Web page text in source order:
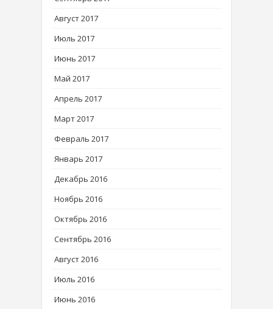
Август 2017
Июль 2017
Июнь 2017
Май 2017
Апрель 2017
Март 2017
Февраль 2017
Январь 2017
Декабрь 2016
Ноябрь 2016
Октябрь 2016
Сентябрь 2016
Август 2016
Июль 2016
Июнь 2016